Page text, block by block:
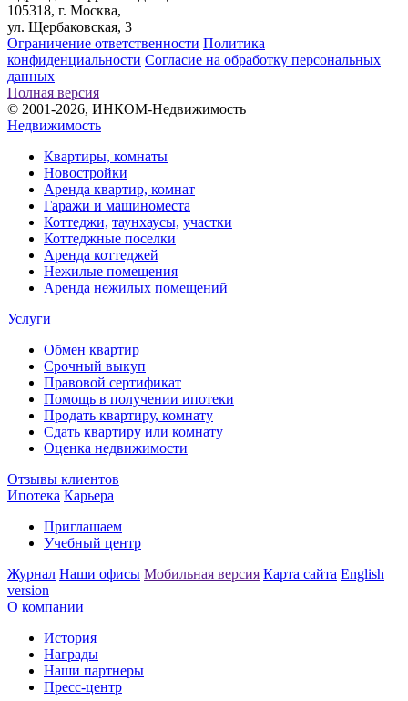
105318, г. Москва,
ул. Щербаковская, 3
Ограничение ответственности Политика
конфиденциальности Согласие на обработку персональных
данных
Полная версия
© 2001-2026, ИНКОМ-Недвижимость
Недвижимость
Квартиры, комнаты
Новостройки
Аренда квартир, комнат
Гаражи и машиноместа
Коттеджи, таунхаусы, участки
Коттеджные поселки
Аренда коттеджей
Нежилые помещения
Аренда нежилых помещений
Услуги
Обмен квартир
Срочный выкуп
Правовой сертификат
Помощь в получении ипотеки
Продать квартиру, комнату
Сдать квартиру или комнату
Оценка недвижимости
Отзывы клиентов
Ипотека Карьера
Приглашаем
Учебный центр
Журнал Наши офисы Мобильная версия Карта сайта English
version
О компании
История
Награды
Наши партнеры
Пресс-центр